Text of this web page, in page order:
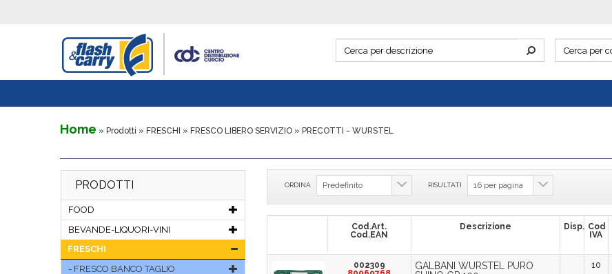
Home » Prodotti » FRESCHI » FRESCO LIBERO SERVIZIO » PRECOTTI - WURSTEL
PRODOTTI
FOOD
BEVANDE-LIQUORI-VINI
FRESCHI
FRESCO BANCO TAGLIO
ORDINA RISULTATI
Cod.Art.
Cod.EAN
Descrizione Disp. Cod
IVA
002309
GALBANI WURSTEL PURO
10